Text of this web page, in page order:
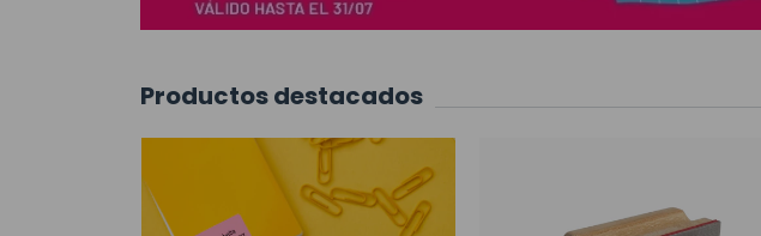
Productos destacados